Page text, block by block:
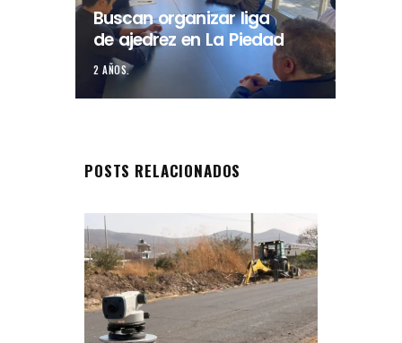
Buscan organizar liga
de ajedrez en La Piedad
2 AÑOS.
POSTS RELACIONADOS